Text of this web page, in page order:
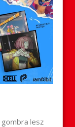
gombra lesz